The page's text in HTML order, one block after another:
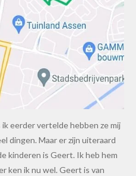
eerder vertelde hebben ze mij
dingen. Maar er zijn uiteraard
kinderen is Geert. Ik heb hem
ken ik nu wel. Geert is van